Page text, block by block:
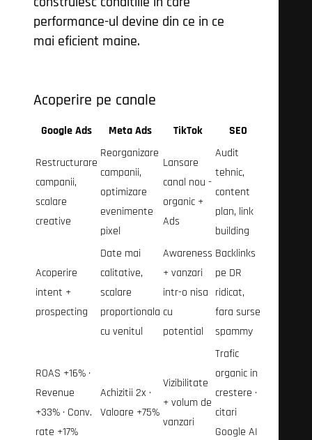
performance-ul devine din ce in ce
mai eficient maine.
Acoperire pe canale
Google Ads Meta Ads TikTok SEO
Restructurare
campanii,
scalare
creative
Reorganizare
campanii,
optimizare
evenimente
pixel
Lansare
canal nou -
organic +
Ads
Audit
tehnic,
content
plan, link
building
Acoperire
intent +
prospecting
Date mai
calitative,
scalare
proportionala
cu venitul
Awareness
+ vanzari
intr-o nisa
cu
potential
Backlinks
pe DR
ridicat,
fara surse
spammy
ROAS +16% ·
Revenue
+33% · Conv.
rate +17%
Achizitii 2x ·
Valoare +75%
Vizibilitate
+ volum de
vanzari
Trafic
organic in
crestere ·
citari
Google AI